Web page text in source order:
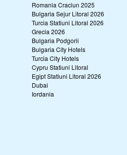
Romania Craciun 2025
Bulgaria Sejur Litoral 2026
Turcia Statiuni Litoral 2026
Grecia 2026
Bulgaria Podgorii
Bulgaria City Hotels
Turcia City Hotels
Cypru Statiuni Litoral
Egipt Statiuni Litoral 2026
Dubai
Iordania